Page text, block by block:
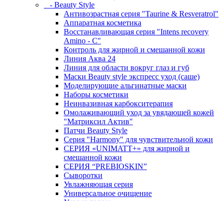
- Beauty Style
Антивозрастная серия "Taurine & Resveratrol"
Аппаратная косметика
Восстанавливающая серия "Intens recovery
Amino - C"
Контроль для жирной и смешанной кожи
Линия Аква 24
Линия для области вокруг глаз и губ
Маски Beauty style экспресс уход (саше)
Моделирующие альгинатные маски
Наборы косметики
Неинвазивная карбокситерапия
Омолаживающий уход за увядающей кожей
"Матриксил Актив"
Патчи Beauty Style
Серия "Harmony" для чувствительной кожи
СЕРИЯ «UNIMATT+» для жирной и
смешанной кожи
СЕРИЯ “PREBIOSKIN”
Сыворотки
Увлажняющая серия
Универсальное очищение